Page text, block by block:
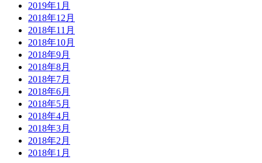
2019年1月
2018年12月
2018年11月
2018年10月
2018年9月
2018年8月
2018年7月
2018年6月
2018年5月
2018年4月
2018年3月
2018年2月
2018年1月